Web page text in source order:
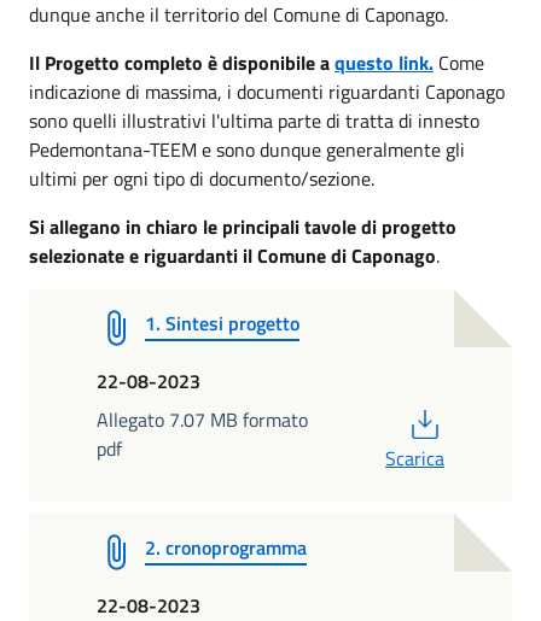
dunque anche il territorio del Comune di Caponago.
Il Progetto completo è disponibile aquesto link. Come
indicazione di massima, i documenti riguardanti Caponago
sono quelli illustrativi l'ultima parte di tratta di innesto
Pedemontana-TEEM e sono dunque generalmente gli
ultimi per ogni tipo di documento/sezione.
Si allegano in chiaro le principali tavole di progetto
selezionate e riguardanti il Comune di Caponago.
1. Sintesi progetto
22-08-2023
Allegato 7.07 MB formato
pdf
Scarica
2. cronoprogramma
22-08-2023